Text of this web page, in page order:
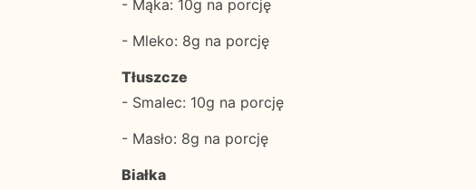
- Mąka: 10g na porcję
- Mleko: 8g na porcję
Tłuszcze
- Smalec: 10g na porcję
- Masło: 8g na porcję
Białka